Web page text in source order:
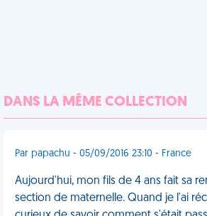
DANS LA MÊME COLLECTION
Par papachu - 05/09/2016 23:10 - France
Aujourd'hui, mon fils de 4 ans fait sa
section de maternelle. Quand je l'ai